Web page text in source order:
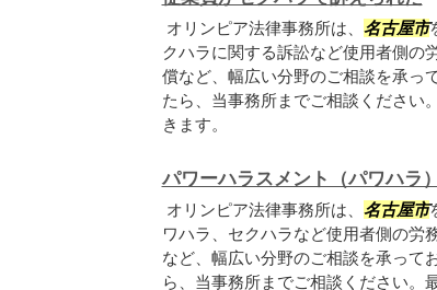
オリンピア法律事務所は、 名古屋市
クハラに関する訴訟など使用者側の
償など、幅広い分野のご相談を承っ
たら、当事務所までご相談ください
きます。
パワーハラスメント（パワハラ
オリンピア法律事務所は、 名古屋市
ワハラ、セクハラなど使用者側の労
など、幅広い分野のご相談を承って
ら、当事務所までご相談ください。